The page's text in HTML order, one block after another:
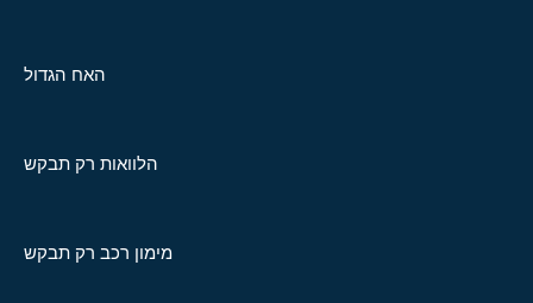
האח הגדול
הלוואות רק תבקש
מימון רכב רק תבקש